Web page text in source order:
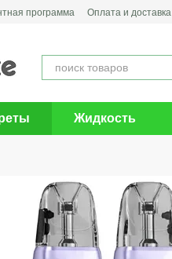
программа Оплата и доставка
Жидкость